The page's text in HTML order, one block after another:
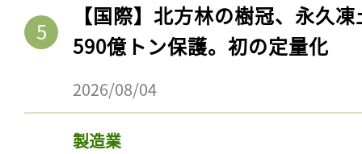
【国際】北方林の樹冠、永久
590億トン保護。初の定量化
2026/08/04
製造業